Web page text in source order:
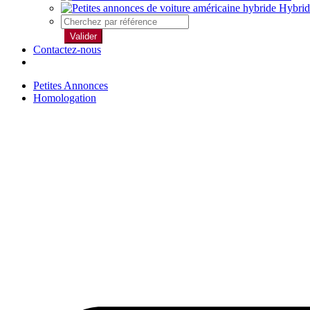
Valider
Contactez-nous
Petites Annonces
Homologation